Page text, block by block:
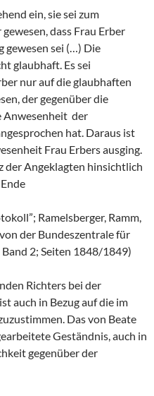
ein, sie sei zum
dass Frau Erber
gewesen sei (…) Die
glaubhaft. Es sei
nur auf die glaubhaften
der gegenüber die
Anwesenheit der
hat. Daraus ist
Frau Erbers ausging.
der Angeklagten hinsichtlich
Ramelsberger, Ramm,
der Bundeszentrale für
2; Seiten 1848/1849)
Richters bei der
auch in Bezug auf die im
Das von Beate
Geständnis, auch in
gegenüber der